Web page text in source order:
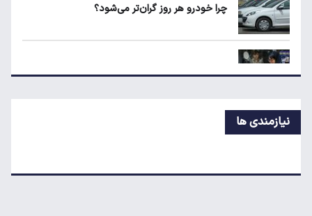
چرا خودرو هر روز گران‌تر می‌شود؟
چرا خودرو هر روز گران‌تر می‌شود؟
قیمت جدید تخم‌مرغ در بازار
نیازمندی ها